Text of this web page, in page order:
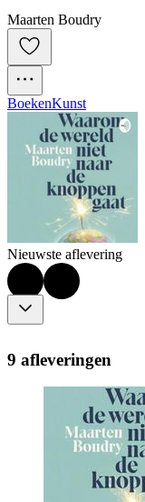
Maarten Boudry
BoekenKunst
Nieuwste aflevering
9 afleveringen